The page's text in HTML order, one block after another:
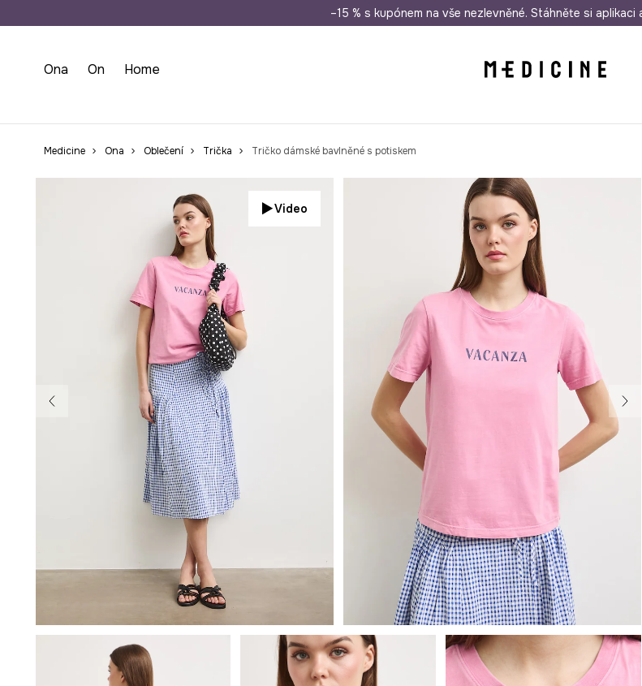
Doprava zdarma při nákupu nad 1 200 Kč Odeslání i do 24
–15 % s kupónem na vše nezlevněné. Stáhněte si aplikaci
Ona On Home
Medicine Ona Oblečení Trička Tričko dámské bavlněné s potiskem
Video